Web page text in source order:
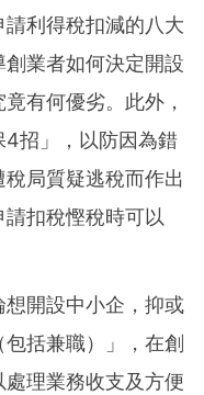
利得稅扣減的八大
業者如何決定開設
有何優劣。此外，
4招」，以防因為錯
局質疑逃稅而作出
扣稅慳稅時可以
開設中小企，抑或
括兼職）」，在創
理業務收支及方便